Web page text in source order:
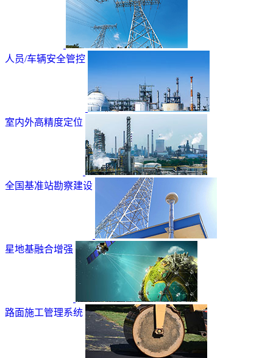
人员/车辆安全管控
室内外高精度定位
全国基准站勘察建设
星地基融合增强
路面施工管理系统